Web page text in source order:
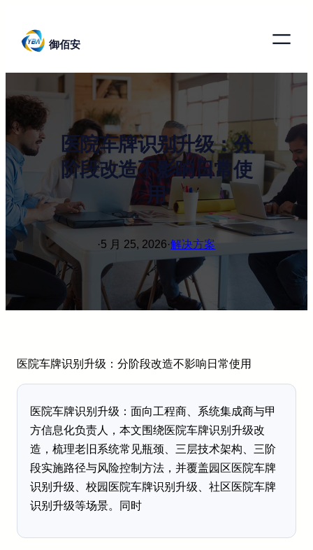
御佰安
医院车牌识别升级：分
阶段改造不影响日常使
用
·5 月 25, 2026·解决方案
医院车牌识别升级：分阶段改造不影响日常使用
医院车牌识别升级：面向工程商、系统集成商与甲
方信息化负责人，本文围绕医院车牌识别升级改
造，梳理老旧系统常见瓶颈、三层技术架构、三阶
段实施路径与风险控制方法，并覆盖园区医院车牌
识别升级、校园医院车牌识别升级、社区医院车牌
识别升级等场景。同时